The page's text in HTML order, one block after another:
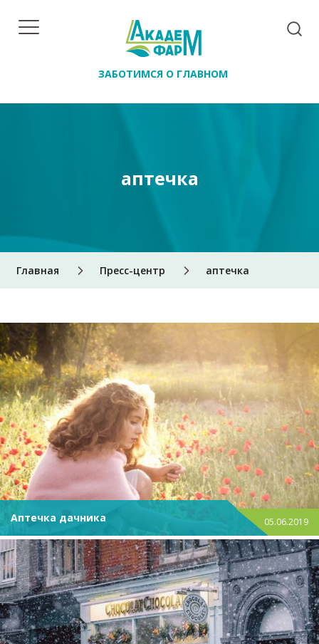
ЗАБОТИМСЯ О ГЛАВНОМ
Главная Пресс-центр аптечка
аптечка
Аптечка дачника 05.06.2019